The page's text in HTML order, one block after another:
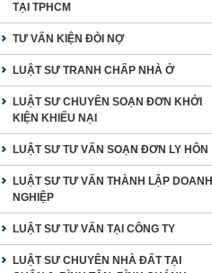
TẠI TPHCM
TƯ VẤN KIỆN ĐÒI NỢ
LUẬT SƯ TRANH CHẤP NHÀ Ở
LUẬT SƯ CHUYÊN SOẠN ĐƠN KHỞI
KIỆN KHIẾU NẠI
LUẬT SƯ TƯ VẤN SOẠN ĐƠN LY HÔN
LUẬT SƯ TƯ VẤN THÀNH LẬP DOANH
NGHIỆP
LUẬT SƯ TƯ VẤN TẠI CÔNG TY
LUẬT SƯ CHUYÊN NHÀ ĐẤT TẠI